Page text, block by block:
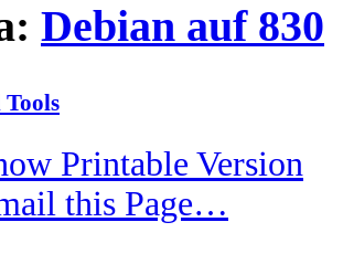
Debian auf 830
Printable Version
this Page…